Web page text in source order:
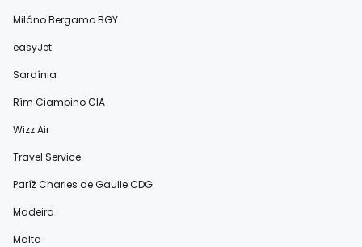
Miláno Bergamo BGY
easyJet
Sardínia
Rím Ciampino CIA
Wizz Air
Travel Service
Paríž Charles de Gaulle CDG
Madeira
Malta